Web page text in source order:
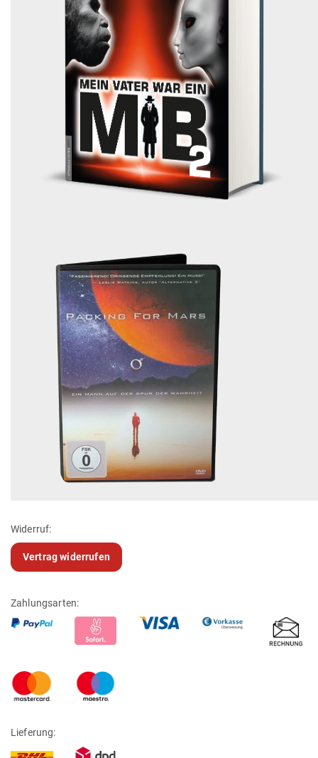
Widerruf:
Vertrag widerrufen
Zahlungsarten:
Lieferung: